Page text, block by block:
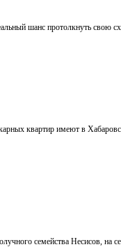
шанс протолкнуть свою
квартир имеют в
семейства Несисов, на